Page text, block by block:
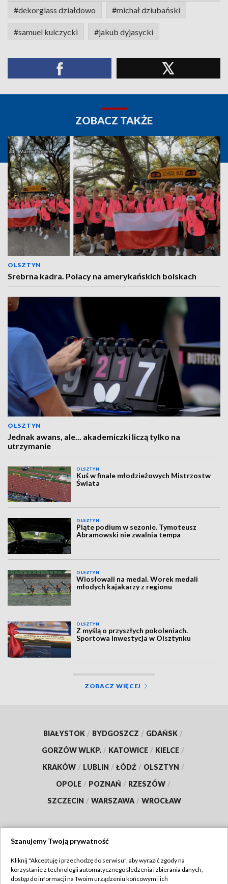
#dekorglass działdowo #michał dziubański
#samuel kulczycki #jakub dyjasycki
ZOBACZ TAKŻE
OLSZTYN
Srebrna kadra. Polacy na amerykańskich boiskach
OLSZTYN
Jednak awans, ale... akademiczki liczą tylko na
utrzymanie
OLSZTYN
Kuś w finale młodzieżowych Mistrzostw
Świata
OLSZTYN
Piąte podium w sezonie. Tymoteusz
Abramowski nie zwalnia tempa
OLSZTYN
Wiosłowali na medal. Worek medali
młodych kajakarzy z regionu
OLSZTYN
Z myślą o przyszłych pokoleniach.
Sportowa inwestycja w Olsztynku
ZOBACZ WIĘCEJ
BIAŁYSTOK / BYDGOSZCZ / GDAŃSK /
GORZÓW WLKP. / KATOWICE / KIELCE /
KRAKÓW / LUBLIN / ŁÓDŹ / OLSZTYN /
OPOLE / POZNAŃ / RZESZÓW /
SZCZECIN / WARSZAWA / WROCŁAW
TVP
Szanujemy Twoją prywatność
Kliknij "Akceptuję i przechodzę do serwisu", aby wyrazić zgody na
korzystanie z technologii automatycznego śledzenia i zbierania danych,
dostęp do informacji na Twoim urządzeniu końcowym i ich